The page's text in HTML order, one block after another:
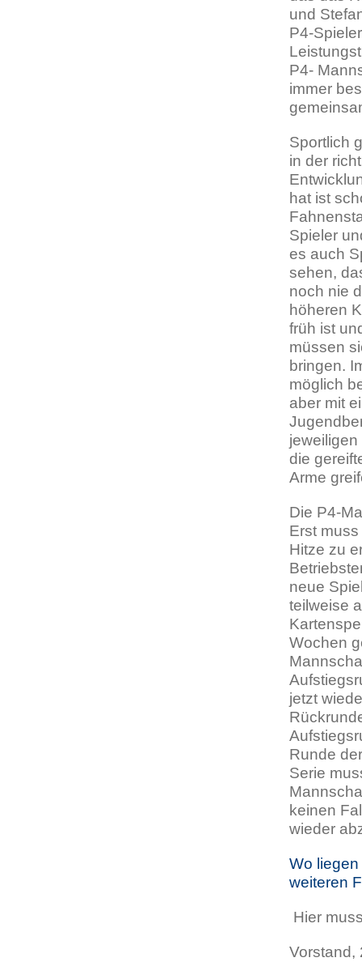
und
P4-
P4-
immer
Sportlich
in der
hat ist
Spieler
es auch
sehen,
noch nie
höheren
früh ist
müssen
bringen.
möglich
aber mit
die
Arme
Die P4-
Erst
Hitze zu
neue
teilweise
Wochen
jetzt
Runde
Serie
keinen
wieder
Wo
weiteren
Hier
Vorstand,